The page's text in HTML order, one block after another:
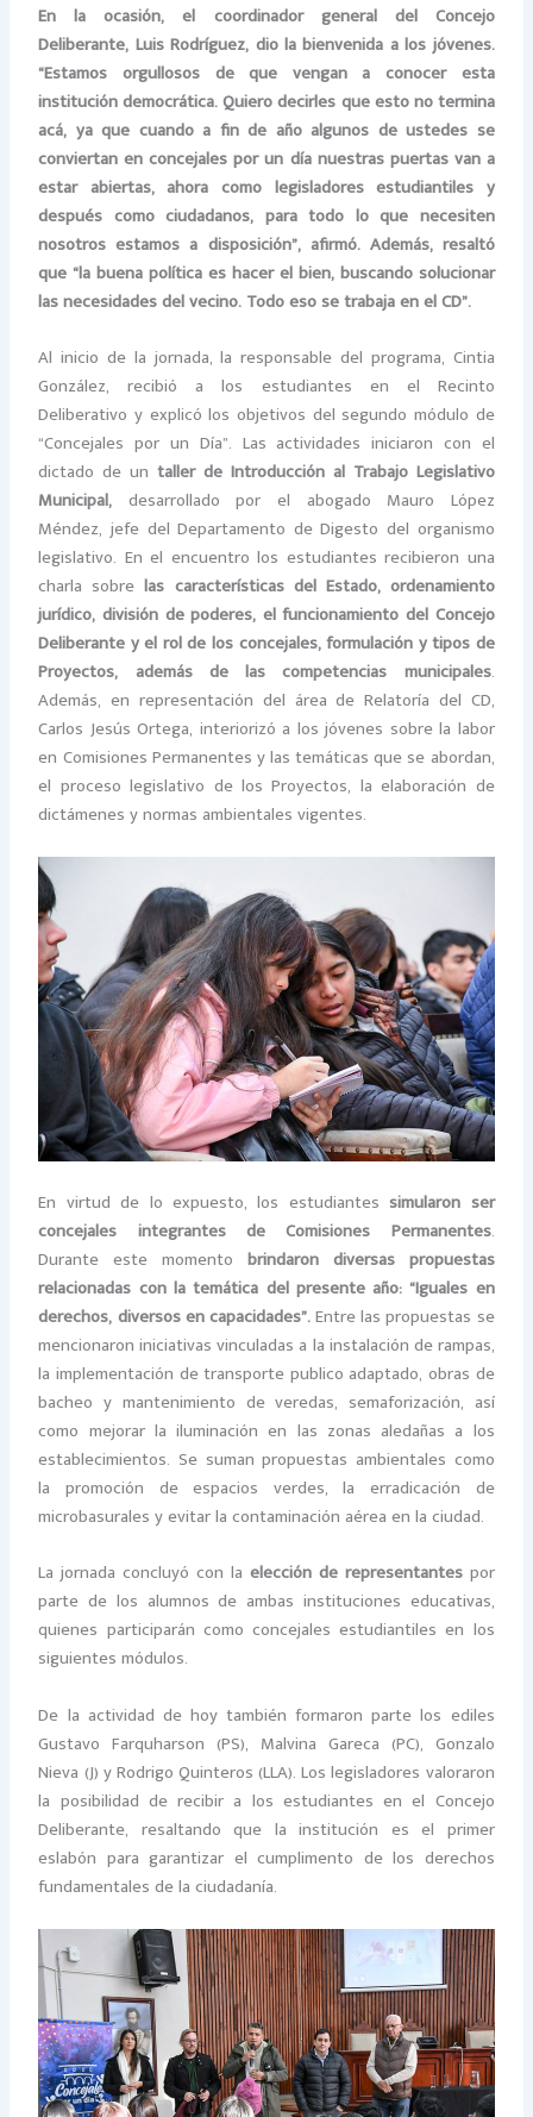
En la ocasión, el coordinador general del Concejo
Deliberante, Luis Rodríguez, dio la bienvenida a los jóvenes.
“Estamos orgullosos de que vengan a conocer esta
institución democrática. Quiero decirles que esto no termina
acá, ya que cuando a fin de año algunos de ustedes se
conviertan en concejales por un día nuestras puertas van a
estar abiertas, ahora como legisladores estudiantiles y
después como ciudadanos, para todo lo que necesiten
nosotros estamos a disposición”, afirmó. Además, resaltó
que “la buena política es hacer el bien, buscando solucionar
las necesidades del vecino. Todo eso se trabaja en el CD”.
Al inicio de la jornada, la responsable del programa, Cintia
González, recibió a los estudiantes en el Recinto
Deliberativo y explicó los objetivos del segundo módulo de
“Concejales por un Día”. Las actividades iniciaron con el
dictado de untaller de Introducción al Trabajo Legislativo
Municipal, desarrollado por el abogado Mauro López
Méndez, jefe del Departamento de Digesto del organismo
legislativo. En el encuentro los estudiantes recibieron una
charla sobrelas características del Estado, ordenamiento
jurídico, división de poderes, el funcionamiento del Concejo
Deliberante y el rol de los concejales, formulación y tipos de
Proyectos, además de las competencias municipales.
Además, en representación del área de Relatoría del CD,
Carlos Jesús Ortega, interiorizó a los jóvenes sobre la labor
en Comisiones Permanentes y las temáticas que se abordan,
el proceso legislativo de los Proyectos, la elaboración de
dictámenes y normas ambientales vigentes.
En virtud de lo expuesto, los estudiantessimularon ser
concejales integrantes de Comisiones Permanentes.
Durante este momento brindaron diversas propuestas
relacionadas con la temática del presente año: “Iguales en
derechos, diversos en capacidades”.Entre las propuestas se
mencionaron iniciativas vinculadas a la instalación de rampas,
la implementación de transporte publico adaptado, obras de
bacheo y mantenimiento de veredas, semaforización, así
como mejorar la iluminación en las zonas aledañas a los
establecimientos. Se suman propuestas ambientales como
la promoción de espacios verdes, la erradicación de
microbasurales y evitar la contaminación aérea en la ciudad.
La jornada concluyó con la elección de representantes por
parte de los alumnos de ambas instituciones educativas,
quienes participarán como concejales estudiantiles en los
siguientes módulos.
De la actividad de hoy también formaron parte los ediles
Gustavo Farquharson (PS), Malvina Gareca (PC), Gonzalo
Nieva (J) y Rodrigo Quinteros (LLA). Los legisladores valoraron
la posibilidad de recibir a los estudiantes en el Concejo
Deliberante, resaltando que la institución es el primer
eslabón para garantizar el cumplimento de los derechos
fundamentales de la ciudadanía.